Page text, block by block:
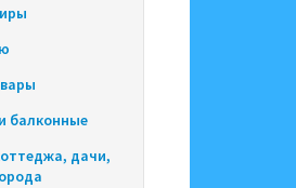
балконные
дачи,